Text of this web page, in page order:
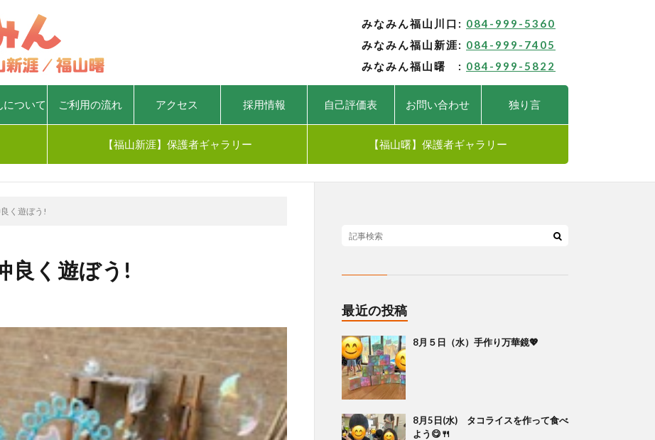
みなみん福山川口: 084-999-5360
みなみん福山新涯: 084-999-7405
みなみん福山曙 : 084-999-5822
ついて ご利用の流れ アクセス 採用情報 自己評価表 お問い合わせ 独り言
【福山新涯】保護者ギャラリー 【福山曙】保護者ギャラリー
く遊ぼう!
良く遊ぼう!
最近の投稿
8月５日（水）手作り万華鏡💖
8月5日(水) タコライスを作って食べ
よう😋🍴